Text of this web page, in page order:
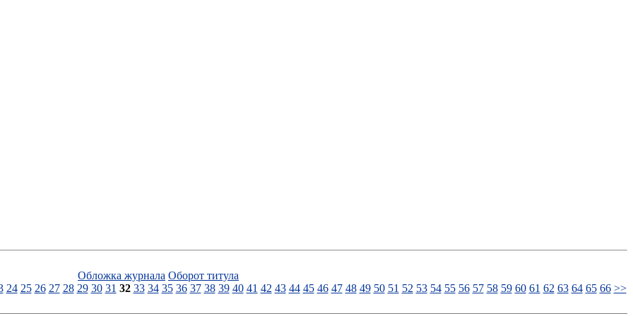
Обложка журнала Оборот титула
24 25 26 27 28 29 30 31 32 33 34 35 36 37 38 39 40 41 42 43 44 45 46 47 48 49 50 51 52 53 54 55 56 57 58 59 60 61 62 63 64 65 66 >>